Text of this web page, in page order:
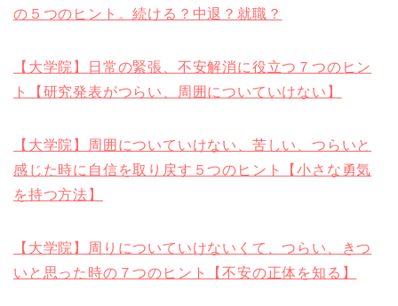
の５つのヒント。続ける？中退？就職？
【大学院】日常の緊張、不安解消に役立つ７つのヒン
ト【研究発表がつらい、周囲についていけない】
【大学院】周囲についていけない、苦しい、つらいと
感じた時に自信を取り戻す５つのヒント【小さな勇気
を持つ方法】
【大学院】周りについていけないくて、つらい、きつ
いと思った時の７つのヒント【不安の正体を知る】